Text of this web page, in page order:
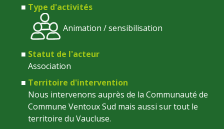
Type d'activités
Animation / sensibilisation
Statut de l'acteur
Association
Territoire d'intervention
Nous intervenons auprès de la Communauté de
Commune Ventoux Sud mais aussi sur tout le
territoire du Vaucluse.